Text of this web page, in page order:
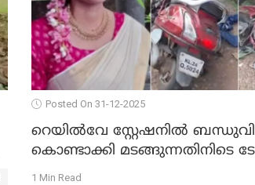
Posted On 31-12-2025
റെയിൽവേ സ്റ്റേഷനിൽ
കൊണ്ടാക്കി മടങ്ങുന്നതിനിടെ
ലോറി സ്കൂട്ടറിൽ ഇടിച്ചു :
1 Min Read